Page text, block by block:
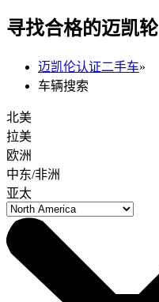
寻找合格的迈凯轮
迈凯伦认证二手车»
车辆搜索
北美
拉美
欧洲
中东/非洲
亚太